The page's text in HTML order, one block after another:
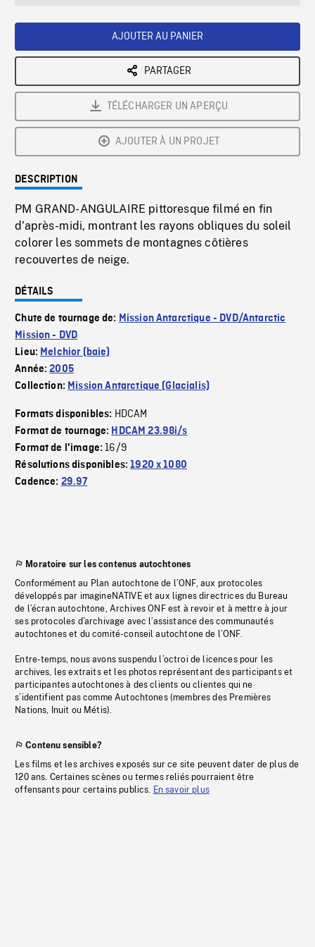
AJOUTER AU PANIER
PARTAGER
TÉLÉCHARGER UN APERÇU
AJOUTER À UN PROJET
DESCRIPTION
PM GRAND-ANGULAIRE pittoresque filmé en fin
d’après-midi, montrant les rayons obliques du soleil
colorer les sommets de montagnes côtières
recouvertes de neige.
DÉTAILS
Chute de tournage de: Mission Antarctique - DVD/Antarctic
Mission - DVD
Lieu: Melchior (baie)
Année:2005
Collection: Mission Antarctique (Glacialis)
Formats disponibles: HDCAM
Format de tournage: HDCAM 23.98i/s
Format de l'image:16/9
Résolutions disponibles:1920 x 1080
Cadence: 29.97
Moratoire sur les contenus autochtones
Conformément au Plan autochtone de l’ONF, aux protocoles
développés par imagineNATIVE et aux lignes directrices du Bureau
de l’écran autochtone, Archives ONF est à revoir et à mettre à jour
ses protocoles d’archivage avec l’assistance des communautés
autochtones et du comité-conseil autochtone de l’ONF.
Entre-temps, nous avons suspendu l’octroi de licences pour les
archives, les extraits et les photos représentant des participants et
participantes autochtones à des clients ou clientes qui ne
s’identifient pas comme Autochtones (membres des Premières
Nations, Inuit ou Métis).
Contenu sensible?
Les films et les archives exposés sur ce site peuvent dater de plus de
120 ans. Certaines scènes ou termes reliés pourraient être
offensants pour certains publics. En savoir plus